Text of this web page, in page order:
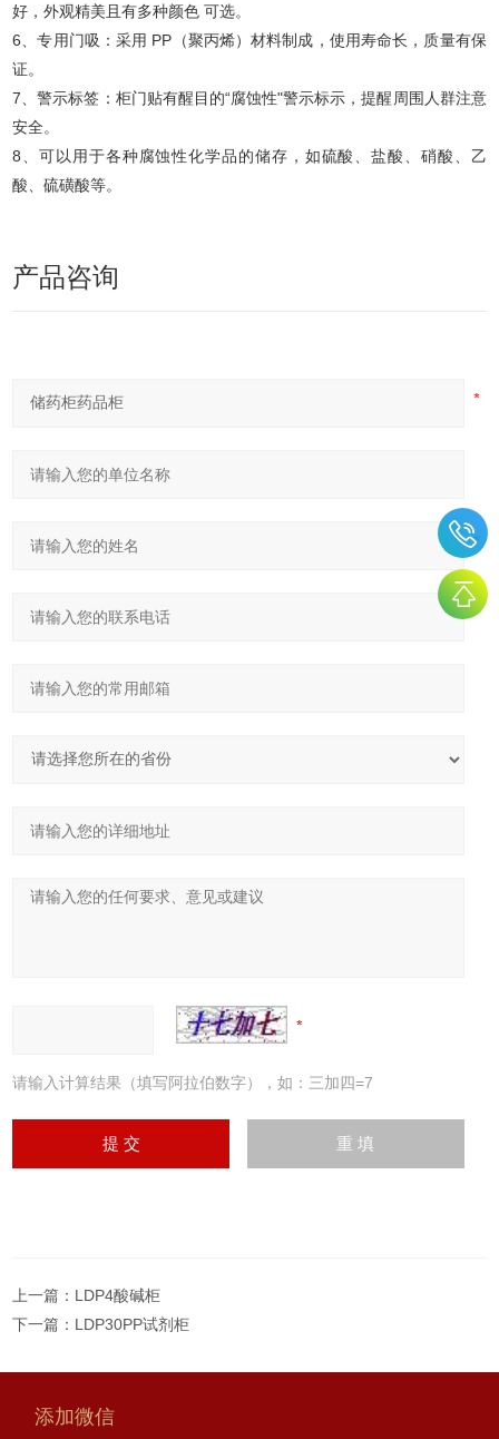
好，外观精美且有多种颜色 可选。
6、专用门吸：采用 PP（聚丙烯）材料制成，使用寿命长，质量有保
证。
7、警示标签：柜门贴有醒目的“腐蚀性"警示标示，提醒周围人群注意
安全。
8、可以用于各种腐蚀性化学品的储存，如硫酸、盐酸、硝酸、乙
酸、硫磺酸等。
产品咨询
请输入计算结果（填写阿拉伯数字），如：三加四=7
上一篇： LDP4酸碱柜
下一篇： LDP30PP试剂柜
添加微信